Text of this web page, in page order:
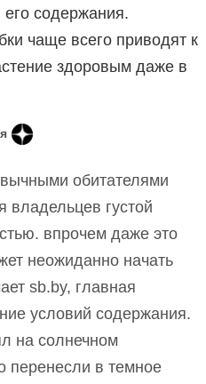
содержания.
чаще всего приводят к
здоровым даже в
обитателями
владельцев густой
впрочем даже это
неожиданно начать
sb.by, главная
условий содержания.
на солнечном
перенесли в темное